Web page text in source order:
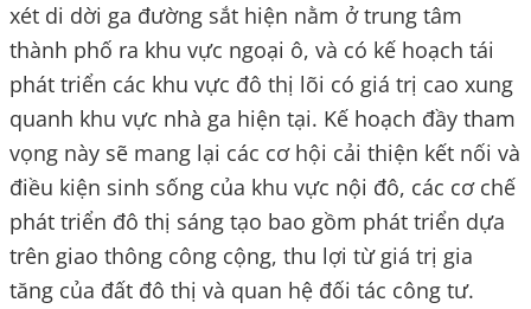
xét di dời ga đường sắt hiện nằm ở trung tâm
thành phố ra khu vực ngoại ô, và có kế hoạch tái
phát triển các khu vực đô thị lõi có giá trị cao xung
quanh khu vực nhà ga hiện tại. Kế hoạch đầy tham
vọng này sẽ mang lại các cơ hội cải thiện kết nối và
điều kiện sinh sống của khu vực nội đô, các cơ chế
phát triển đô thị sáng tạo bao gồm phát triển dựa
trên giao thông công cộng, thu lợi từ giá trị gia
tăng của đất đô thị và quan hệ đối tác công tư.